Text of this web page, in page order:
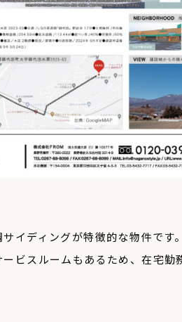
イディングが特徴的な物件です。
ビスルームもあるため、在宅勤